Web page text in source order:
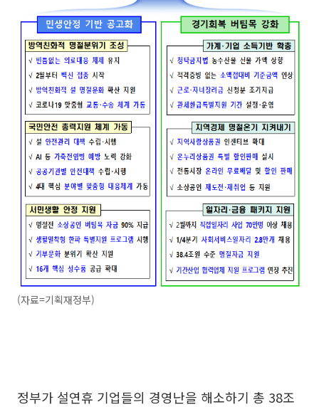
(자료=기획재정부)
정부가 설연휴 기업들의 경영난을 해소하기 총 38조